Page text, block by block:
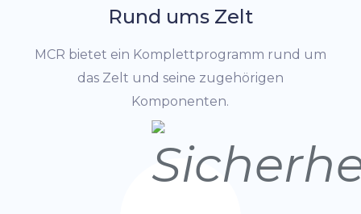
Rund ums Zelt
MCR bietet ein Komplettprogramm rund um
das Zelt und seine zugehörigen
Komponenten.